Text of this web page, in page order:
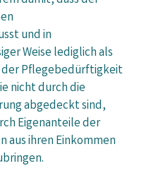
und in
Weise lediglich als
der Pflegebedürftigkeit
nicht durch die
abgedeckt sind,
Eigenanteile der
aus ihren Einkommen